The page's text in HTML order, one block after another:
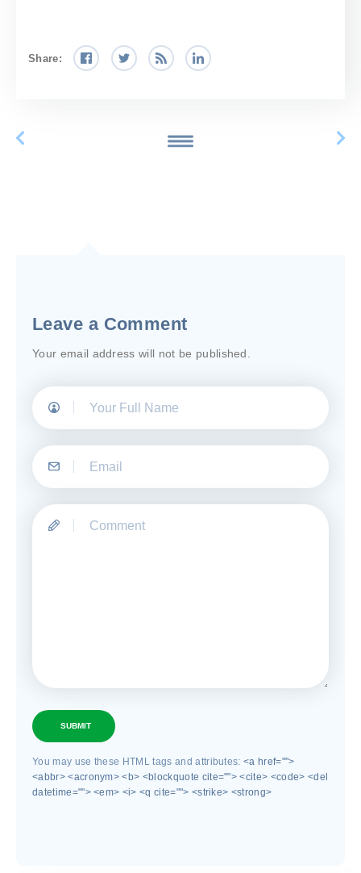
Share:
Leave a Comment
Your email address will not be published.
SUBMIT
You may use these HTML tags and attributes:<a href="">
<abbr> <acronym> <b> <blockquote cite=""> <cite> <code> <del
datetime=""> <em> <i> <q cite=""> <strike> <strong>